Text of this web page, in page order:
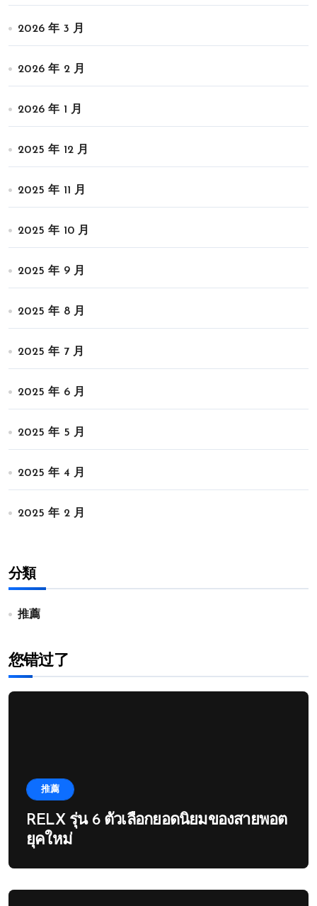
2026 年 3 月
2026 年 2 月
2026 年 1 月
2025 年 12 月
2025 年 11 月
2025 年 10 月
2025 年 9 月
2025 年 8 月
2025 年 7 月
2025 年 6 月
2025 年 5 月
2025 年 4 月
2025 年 2 月
分類
推薦
您错过了
推薦
RELX รุ่น 6 ตัวเลือกยอดนิยมของสายพอต
ยุคใหม่